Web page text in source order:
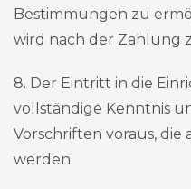
Bestimmungen zu
wird nach der Zahlung
8. Der Eintritt in die
vollständige Kenntnis
Vorschriften voraus,
werden.